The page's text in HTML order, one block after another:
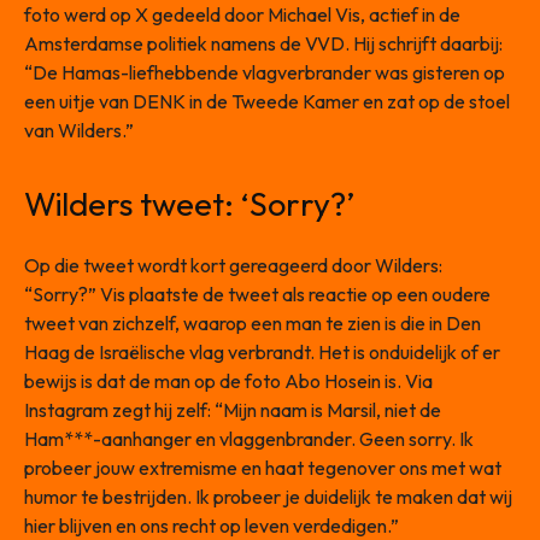
foto werd op X gedeeld door Michael Vis, actief in de
Amsterdamse politiek namens de VVD. Hij schrijft daarbij:
“De Hamas-liefhebbende vlagverbrander was gisteren op
een uitje van DENK in de Tweede Kamer en zat op de stoel
van Wilders.”
Wilders tweet: ‘Sorry?’
Op die tweet wordt kort gereageerd door Wilders:
“Sorry?” Vis plaatste de tweet als reactie op een oudere
tweet van zichzelf, waarop een man te zien is die in Den
Haag de Israëlische vlag verbrandt. Het is onduidelijk of er
bewijs is dat de man op de foto Abo Hosein is. Via
Instagram zegt hij zelf: “Mijn naam is Marsil, niet de
Ham***-aanhanger en vlaggenbrander. Geen sorry. Ik
probeer jouw extremisme en haat tegenover ons met wat
humor te bestrijden. Ik probeer je duidelijk te maken dat wij
hier blijven en ons recht op leven verdedigen.”